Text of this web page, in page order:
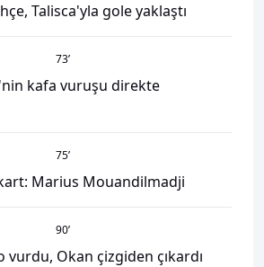
Talisca'yla gole yaklaştı
73’
kafa vuruşu direkte
75’
kart: Marius Mouandilmadji
90’
vurdu, Okan çizgiden çıkardı